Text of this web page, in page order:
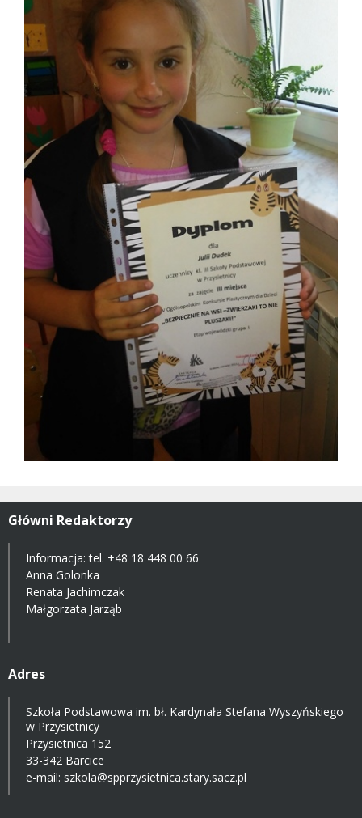
Główni Redaktorzy
Informacja: tel. +48 18 448 00 66
Anna Golonka
Renata Jachimczak
Małgorzata Jarząb
Adres
Szkoła Podstawowa im. bł. Kardynała Stefana Wyszyńskiego
w Przysietnicy
Przysietnica 152
33-342 Barcice
e-mail: szkola@spprzysietnica.stary.sacz.pl